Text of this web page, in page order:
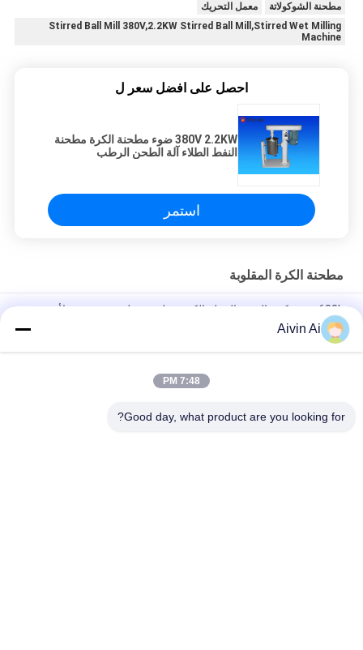
مطحنة الشوكولاتة
معمل التحريك
Stirred Ball Mill 380V,2.2KW Stirred Ball Mill,Stirred Wet Milling
Machine
احصل على افضل سعر ل
380V 2.2KW ضوء مطحنة الكرة مطحنة
النفط الطلاء آلة الطحن الرطب
استمر
مطحنة الكرة المقلوبة
600L سوبر كبير الحجم الثقيلة الكرة مطحنة مطحنة مخصصة لأية
متطلبات خاصة
الثقيلة مطحنة الرطب نوع الكرة 500 لتر للرسم والصبغ النفط
نموذج للخدمة الشاقة بسعة 100 لتر لصنع الشوكولاتة مطحنة كروية
Aivin Ai
7:48 PM
Good day, what product are you looking for?